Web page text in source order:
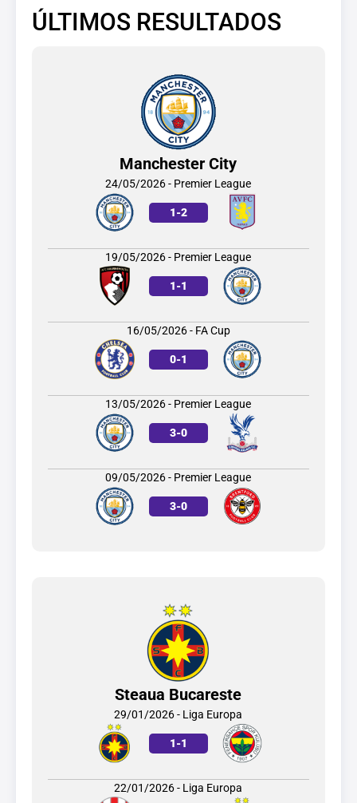
ÚLTIMOS RESULTADOS
Manchester City
24/05/2026 - Premier League
1-2
19/05/2026 - Premier League
1-1
16/05/2026 - FA Cup
0-1
13/05/2026 - Premier League
3-0
09/05/2026 - Premier League
3-0
Steaua Bucareste
29/01/2026 - Liga Europa
1-1
22/01/2026 - Liga Europa